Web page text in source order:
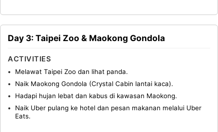
Day 3: Taipei Zoo & Maokong Gondola
ACTIVITIES
Melawat Taipei Zoo dan lihat panda.
Naik Maokong Gondola (Crystal Cabin lantai kaca).
Hadapi hujan lebat dan kabus di kawasan Maokong.
Naik Uber pulang ke hotel dan pesan makanan melalui Uber
Eats.